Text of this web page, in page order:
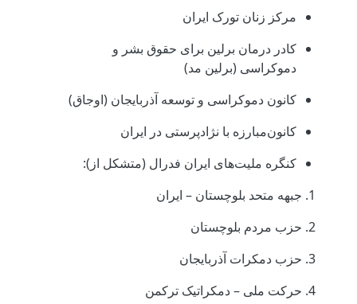
مرکز زنان تورک ایران
کادر درمان برلین برای حقوق بشر و
دموکراسی (برلین مد)
کانون دموکراسی و توسعه آذربایجان (اوجاق)
کانون‌مبارزه با نژادپرستی در ایران
کنگره ملیت‌های ایران فدرال (متشکل از):